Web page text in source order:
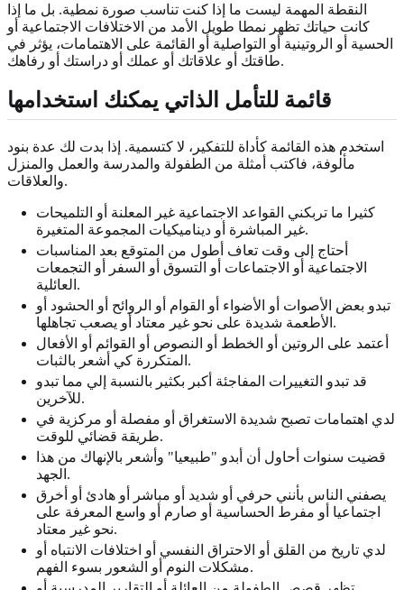
النقطة المهمة ليست ما إذا كنت تناسب صورة نمطية. بل ما إذا
كانت حياتك تظهر نمطا طويل الأمد من الاختلافات الاجتماعية أو
الحسية أو الروتينية أو التواصلية أو القائمة على الاهتمامات، يؤثر في
طاقتك أو علاقاتك أو عملك أو دراستك أو رفاهك.
قائمة للتأمل الذاتي يمكنك استخدامها
استخدم هذه القائمة كأداة للتفكير، لا كتسمية. إذا بدت لك عدة بنود
مألوفة، فاكتب أمثلة من الطفولة والمدرسة والعمل والمنزل
والعلاقات.
كثيرا ما تربكني القواعد الاجتماعية غير المعلنة أو التلميحات
غير المباشرة أو ديناميكيات المجموعة المتغيرة.
أحتاج إلى وقت تعاف أطول من المتوقع بعد المناسبات
الاجتماعية أو الاجتماعات أو التسوق أو السفر أو التجمعات
العائلية.
تبدو بعض الأصوات أو الأضواء أو القوام أو الروائح أو الحشود أو
الأطعمة شديدة على نحو غير معتاد أو يصعب تجاهلها.
أعتمد على الروتين أو الخطط أو النصوص أو القوائم أو الأفعال
المتكررة كي أشعر بالثبات.
قد تبدو التغييرات المفاجئة أكبر بكثير بالنسبة إلي مما تبدو
للآخرين.
لدي اهتمامات تصبح شديدة الاستغراق أو مفصلة أو مركزية في
طريقة قضائي للوقت.
قضيت سنوات أحاول أن أبدو "طبيعيا" وأشعر بالإنهاك من هذا
الجهد.
يصفني الناس بأنني حرفي أو شديد أو مباشر أو هادئ أو أخرق
اجتماعيا أو مفرط الحساسية أو صارم أو واسع المعرفة على
نحو غير معتاد.
لدي تاريخ من القلق أو الاحتراق النفسي أو اختلافات الانتباه أو
مشكلات النوم أو الشعور بسوء الفهم.